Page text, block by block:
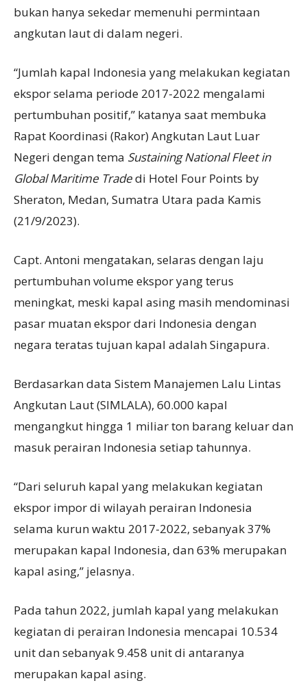
bukan hanya sekedar memenuhi permintaan
angkutan laut di dalam negeri.
“Jumlah kapal Indonesia yang melakukan kegiatan
ekspor selama periode 2017-2022 mengalami
pertumbuhan positif,” katanya saat membuka
Rapat Koordinasi (Rakor) Angkutan Laut Luar
Negeri dengan tema Sustaining National Fleet in
Global Maritime Tradedi Hotel Four Points by
Sheraton, Medan, Sumatra Utara pada Kamis
(21/9/2023).
Capt. Antoni mengatakan, selaras dengan laju
pertumbuhan volume ekspor yang terus
meningkat, meski kapal asing masih mendominasi
pasar muatan ekspor dari Indonesia dengan
negara teratas tujuan kapal adalah Singapura.
Berdasarkan data Sistem Manajemen Lalu Lintas
Angkutan Laut (SIMLALA), 60.000 kapal
mengangkut hingga 1 miliar ton barang keluar dan
masuk perairan Indonesia setiap tahunnya.
“Dari seluruh kapal yang melakukan kegiatan
ekspor impor di wilayah perairan Indonesia
selama kurun waktu 2017-2022, sebanyak 37%
merupakan kapal Indonesia, dan 63% merupakan
kapal asing,” jelasnya.
Pada tahun 2022, jumlah kapal yang melakukan
kegiatan di perairan Indonesia mencapai 10.534
unit dan sebanyak 9.458 unit di antaranya
merupakan kapal asing.